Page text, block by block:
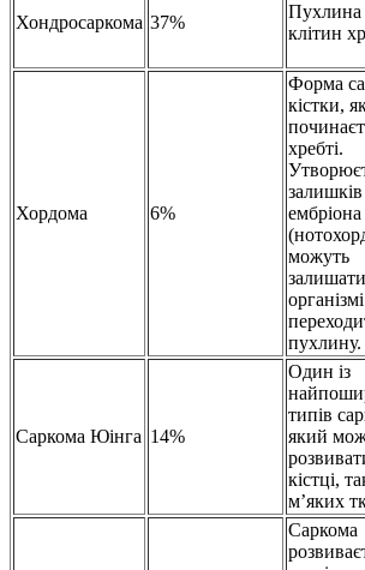
Хондросаркома 37%
Пухлина
клітин
Хордома 6%
Форма
кістки,
хребті.
ембріона
можуть
пухлину.
Саркома Юінга 14%
Один із
типів
який
кістці,
м’яких
Саркома